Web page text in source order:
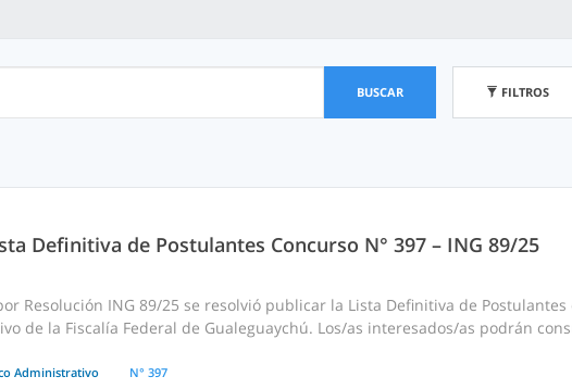
BUSCAR FILTROS
Definitiva de Postulantes Concurso N° 397 – ING 89/25
Resolución ING 89/25 se resolvió publicar la Lista Definitiva de
de la Fiscalía Federal de Gualeguaychú. Los/as interesados/as podrán
Administrativo N° 397